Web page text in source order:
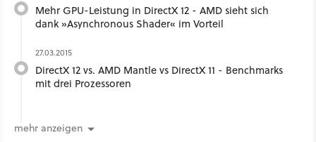
Mehr GPU-Leistung in DirectX 12 - AMD sieht sich
dank »Asynchronous Shader« im Vorteil
27.03.2015
DirectX 12 vs. AMD Mantle vs DirectX 11 - Benchmarks
mit drei Prozessoren
mehr anzeigen